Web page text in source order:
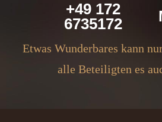
+49 172
6735172
Etwas Wunderbares kann
alle Beteiligten es